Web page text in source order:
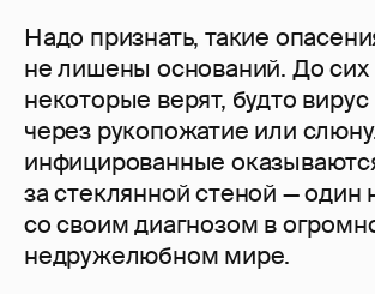
Надо признать, такие
не лишены оснований. До сих
некоторые верят, будто
через рукопожатие или
инфицированные
за стеклянной стеной — один
со своим диагнозом в
недружелюбном мире.